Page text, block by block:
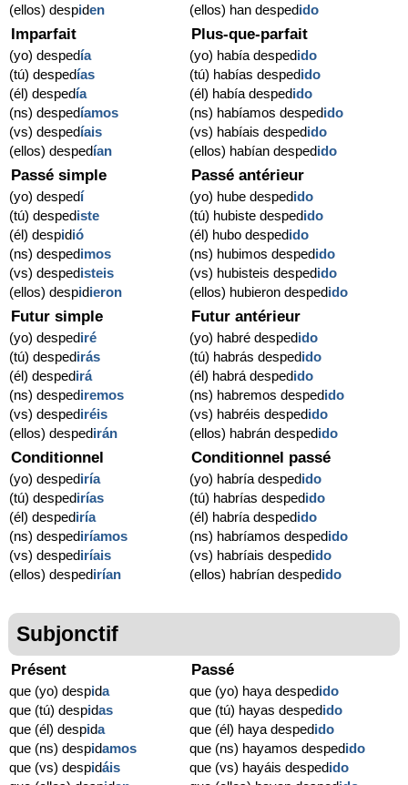
(ellos) despiden
(ellos) han despedido
Imparfait
(yo) despedía
(tú) despedías
(él) despedía
(ns) despedíamos
(vs) despedíais
(ellos) despedían
Plus-que-parfait
(yo) había despedido
(tú) habías despedido
(él) había despedido
(ns) habíamos despedido
(vs) habíais despedido
(ellos) habían despedido
Passé simple
(yo) despedí
(tú) despediste
(él) despidió
(ns) despedimos
(vs) despedisteis
(ellos) despidieron
Passé antérieur
(yo) hube despedido
(tú) hubiste despedido
(él) hubo despedido
(ns) hubimos despedido
(vs) hubisteis despedido
(ellos) hubieron despedido
Futur simple
(yo) despediré
(tú) despedirás
(él) despedirá
(ns) despediremos
(vs) despediréis
(ellos) despedirán
Futur antérieur
(yo) habré despedido
(tú) habrás despedido
(él) habrá despedido
(ns) habremos despedido
(vs) habréis despedido
(ellos) habrán despedido
Conditionnel
(yo) despediría
(tú) despedirías
(él) despediría
(ns) despediríamos
(vs) despediríais
(ellos) despedirían
Conditionnel passé
(yo) habría despedido
(tú) habrías despedido
(él) habría despedido
(ns) habríamos despedido
(vs) habríais despedido
(ellos) habrían despedido
Subjonctif
Présent
que (yo) despida
que (tú) despidas
que (él) despida
que (ns) despidamos
que (vs) despidáis
Passé
que (yo) haya despedido
que (tú) hayas despedido
que (él) haya despedido
que (ns) hayamos despedido
que (vs) hayáis despedido